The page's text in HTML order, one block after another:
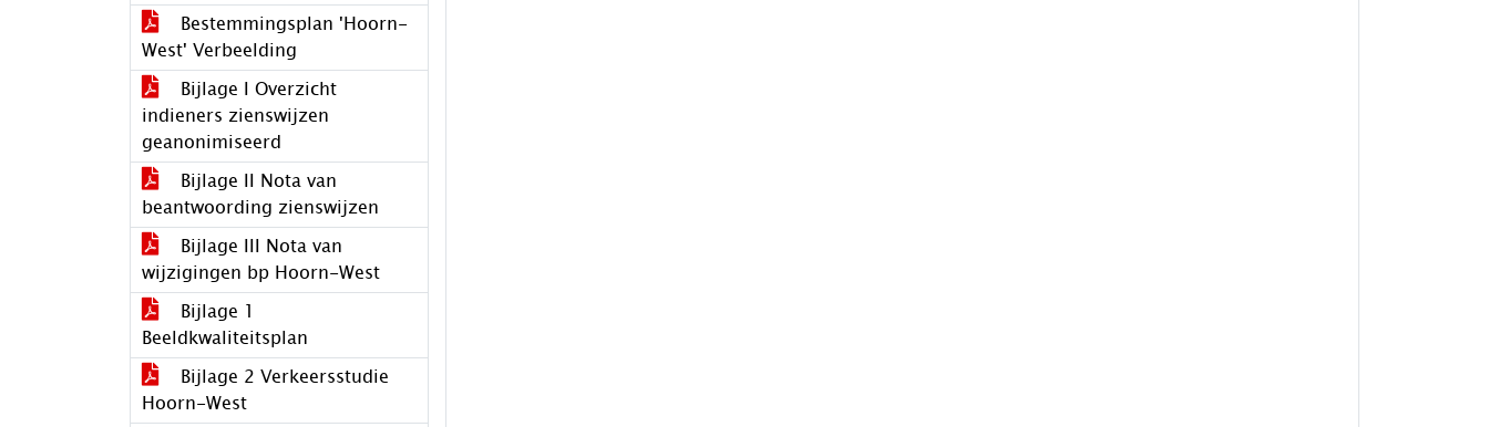
Bestemmingsplan 'Hoorn-
West' Verbeelding
Bijlage I Overzicht
indieners zienswijzen
geanonimiseerd
Bijlage II Nota van
beantwoording zienswijzen
Bijlage III Nota van
wijzigingen bp Hoorn-West
Bijlage 1
Beeldkwaliteitsplan
Bijlage 2 Verkeersstudie
Hoorn-West